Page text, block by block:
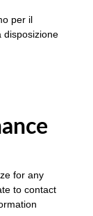
per il
disposizione
for any
to contact